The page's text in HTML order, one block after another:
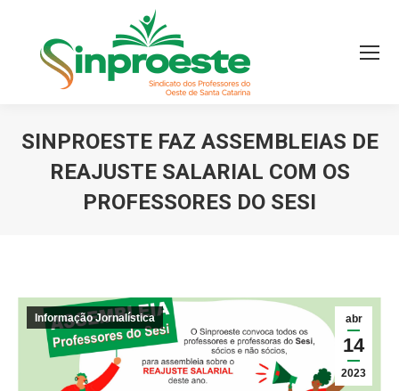
SINPROESTE FAZ ASSEMBLEIAS DE
REAJUSTE SALARIAL COM OS
PROFESSORES DO SESI
abr
14
2023
Informação Jornalística